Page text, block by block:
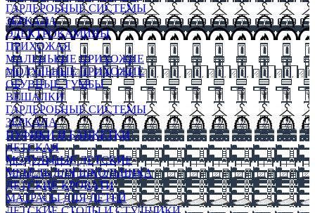
ГАРДЕРОБНЫЕ СИСТЕМЫ
ЗЕРКАЛА
ЭЛЕКТРОКАМИНЫ
ПРИХОЖАЯ
МАЛЕНЬКИЕ ПРИХОЖИЕ
МОДУЛЬНЫЕ ПРИХОЖИЕ
ОБУВНЫЕ ТУМБЫ
ВЕШАЛКИ
ГАРДЕРОБНЫЕ СИСТЕМЫ
ЗЕРКАЛА
ПУФИКИ И БАНКЕТКИ
ДЕТСКАЯ
МОДУЛЬНЫЕ ДЕТСКИЕ
МЕБЕЛЬ ДЛЯ ШКОЛЬНИКА
ДЕТСКИЕ КРОВАТИ
МАТРАСЫ ДЛЯ ДЕТЕЙ